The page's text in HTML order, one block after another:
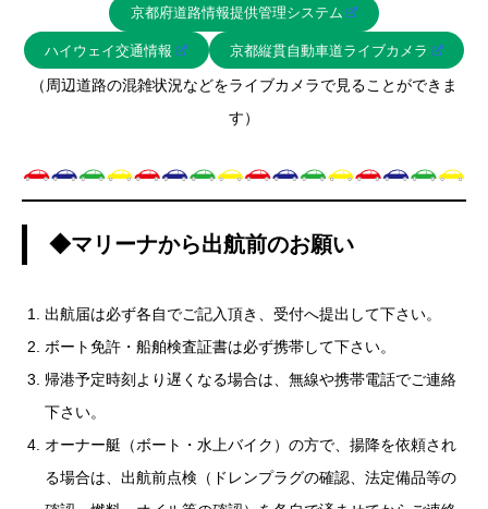
京都府道路情報提供管理システム
ハイウェイ交通情報 京都縦貫自動車道ライブカメラ
（周辺道路の混雑状況などをライブカメラで見ることができま
す）
◆マリーナから出航前のお願い
出航届は必ず各自でご記入頂き、受付へ提出して下さい。
ボート免許・船舶検査証書は必ず携帯して下さい。
帰港予定時刻より遅くなる場合は、無線や携帯電話でご連絡
下さい。
オーナー艇（ボート・水上バイク）の方で、揚降を依頼され
る場合は、出航前点検（ドレンプラグの確認、法定備品等の